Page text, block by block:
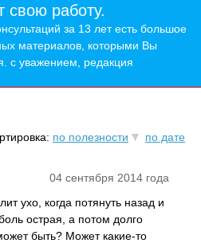
свою работу.
за 13 лет есть большое
материалов, которыми Вы
с уважением, редакция
по полезности по дате
04 сентября 2014 года
ухо, когда потянуть назад и
острая, а потом долго
быть? Может какие-то